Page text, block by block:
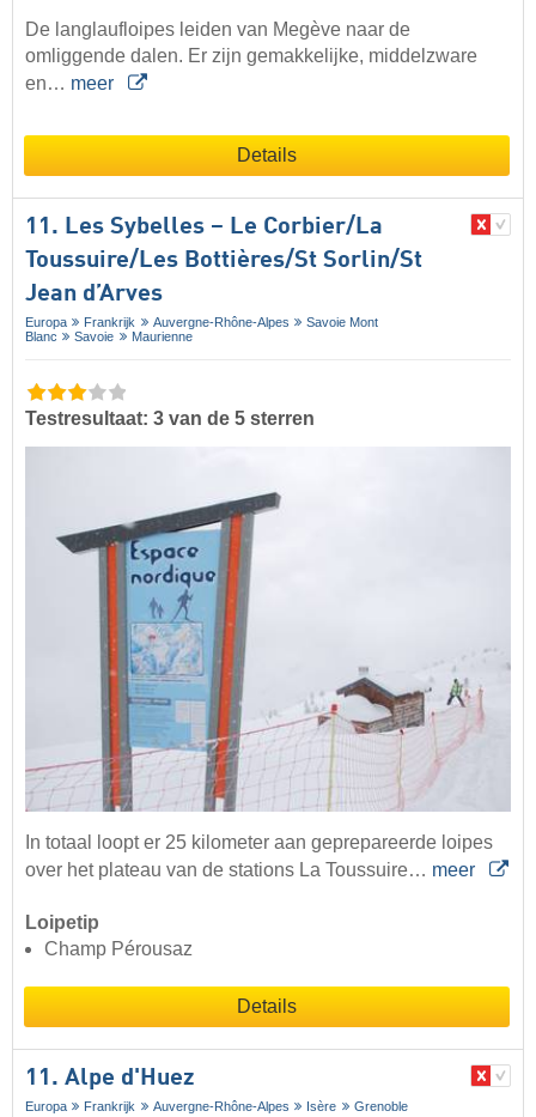
De langlaufloipes leiden van Megève naar de
omliggende dalen. Er zijn gemakkelijke, middelzware
en… meer
Details
11. Les Sybelles – Le Corbier/​La
Toussuire/​Les Bottières/​St Sorlin/​St
Jean d’Arves
Europa Frankrijk Auvergne-Rhône-Alpes
Savoie Mont
Blanc
Savoie Maurienne
Testresultaat: 3 van de 5 sterren
In totaal loopt er 25 kilometer aan geprepareerde loipes
over het plateau van de stations La Toussuire… meer
Loipetip
Champ Pérousaz
Details
11. Alpe d'Huez
Europa Frankrijk Auvergne-Rhône-Alpes Isère Grenoble